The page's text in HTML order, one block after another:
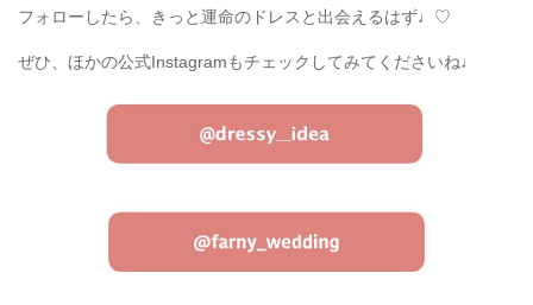
フォローしたら、きっと運命のドレスと出会えるはず♩♡
ぜひ、ほかの公式Instagramもチェックしてみてくださいね♩